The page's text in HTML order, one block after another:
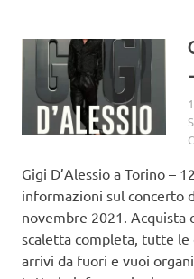
Gigi D’Alessio a Torino –
informazioni sul concerto
novembre 2021. Acquista
scaletta completa, tutte
arrivi da fuori e vuoi